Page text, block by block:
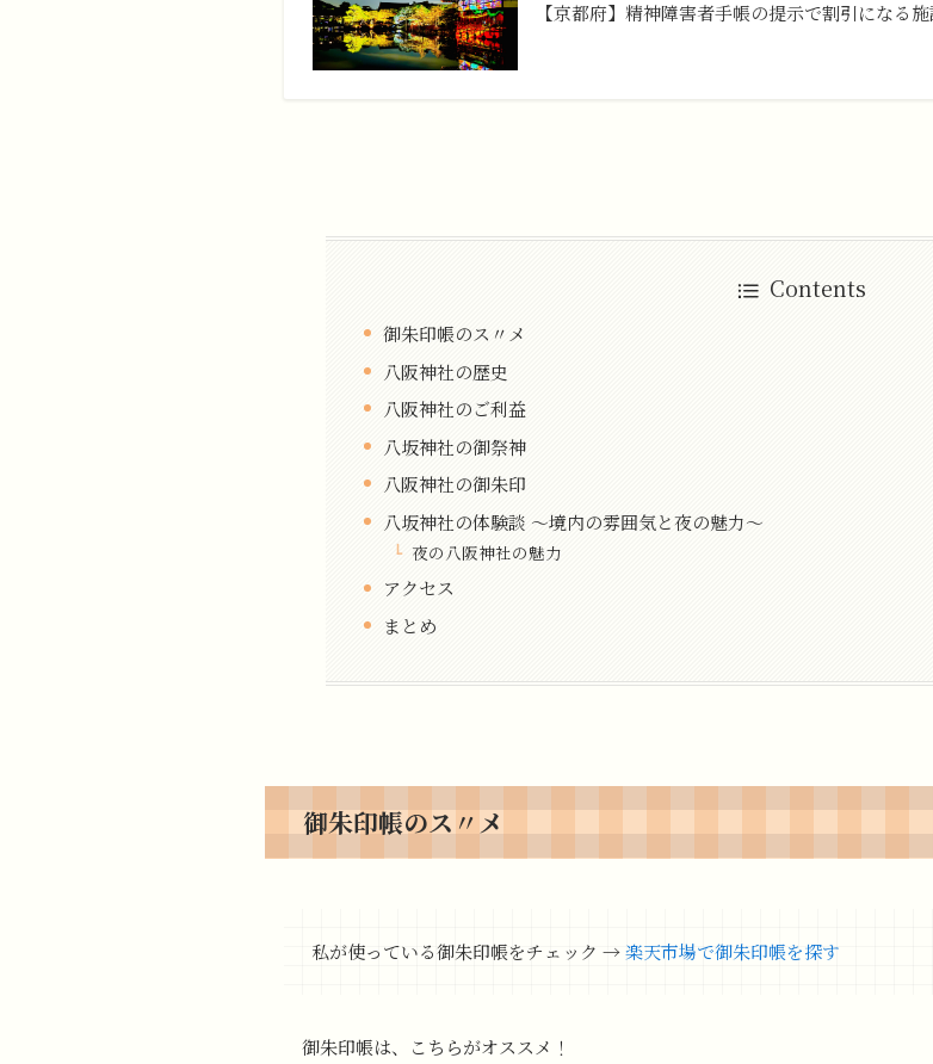
【京都府】精神障害者手帳の提示で割引になる
Contents
御朱印帳のス〃メ
八阪神社の歴史
八阪神社のご利益
八坂神社の御祭神
八阪神社の御朱印
八坂神社の体験談 ～境内の雰囲気と夜の魅力～
夜の八阪神社の魅力
アクセス
まとめ
御朱印帳のス〃メ
私が使っている御朱印帳をチェック →楽天市場で御朱印帳を探す
御朱印帳は、こちらがオススメ！